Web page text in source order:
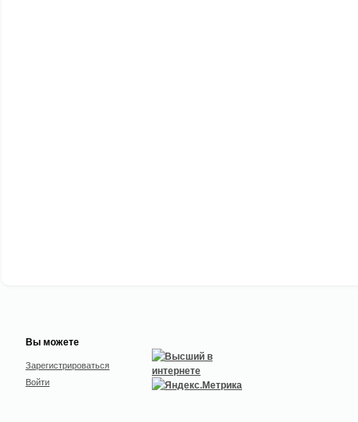
Вы можете
Зарегистрироваться
Войти